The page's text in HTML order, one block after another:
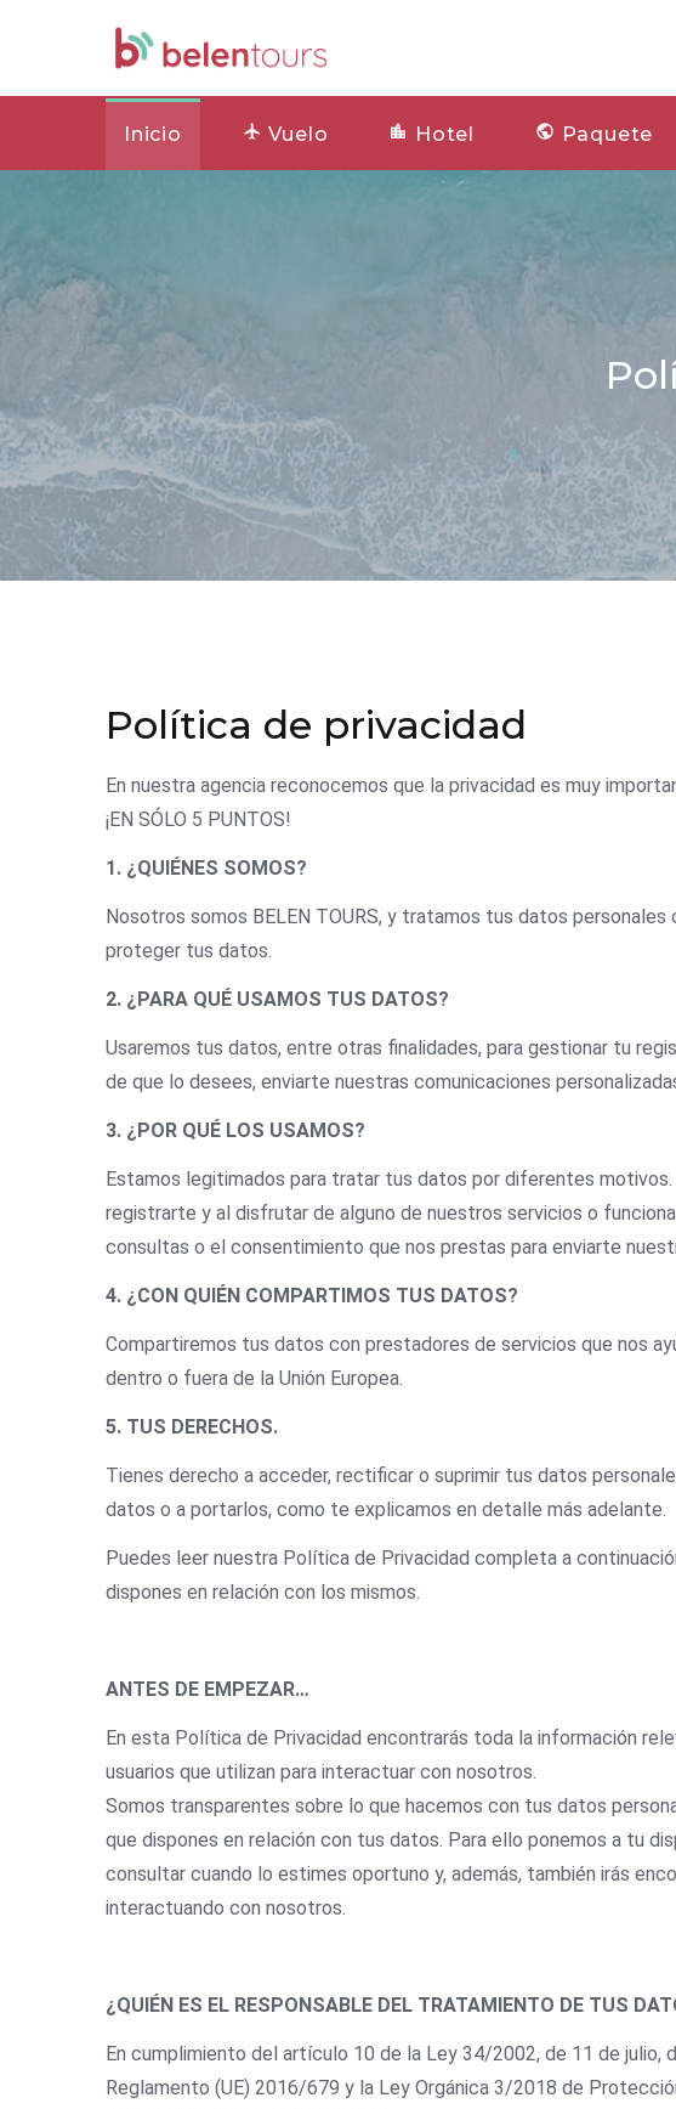
Inicio Vuelo Hotel Paquete
Política de privacidad
En nuestra agencia reconocemos que la privacidad es muy
¡EN SÓLO 5 PUNTOS!
1. ¿QUIÉNES SOMOS?
Nosotros somos BELEN TOURS, y tratamos tus datos
proteger tus datos.
2. ¿PARA QUÉ USAMOS TUS DATOS?
Usaremos tus datos, entre otras finalidades, para gestionar tu
de que lo desees, enviarte nuestras comunicaciones
3. ¿POR QUÉ LOS USAMOS?
Estamos legitimados para tratar tus datos por diferentes
registrarte y al disfrutar de alguno de nuestros servicios o
consultas o el consentimiento que nos prestas para enviarte
4. ¿CON QUIÉN COMPARTIMOS TUS DATOS?
Compartiremos tus datos con prestadores de servicios que nos
dentro o fuera de la Unión Europea.
5. TUS DERECHOS.
Tienes derecho a acceder, rectificar o suprimir tus datos
datos o a portarlos, como te explicamos en detalle más adelante.
Puedes leer nuestra Política de Privacidad completa a
dispones en relación con los mismos.
ANTES DE EMPEZAR…
En esta Política de Privacidad encontrarás toda la información
usuarios que utilizan para interactuar con nosotros.
Somos transparentes sobre lo que hacemos con tus datos
que dispones en relación con tus datos. Para ello ponemos a tu
consultar cuando lo estimes oportuno y, además, también irás
interactuando con nosotros.
¿QUIÉN ES EL RESPONSABLE DEL TRATAMIENTO DE TUS
En cumplimiento del artículo 10 de la Ley 34/2002, de 11 de
Reglamento (UE) 2016/679 y la Ley Orgánica 3/2018 de